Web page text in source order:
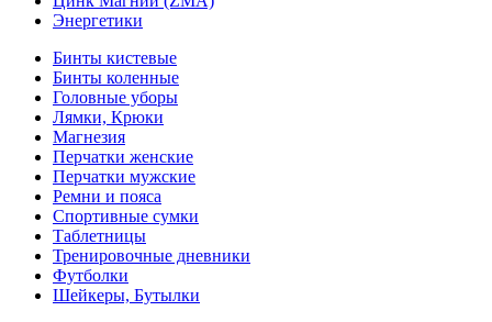
Энергетики
Бинты кистевые
Бинты коленные
Головные уборы
Лямки, Крюки
Магнезия
Перчатки женские
Перчатки мужские
Ремни и пояса
Спортивные сумки
Таблетницы
Тренировочные дневники
Футболки
Шейкеры, Бутылки